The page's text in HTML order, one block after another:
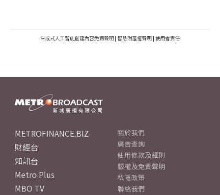
生成式人工智能創建內容免責聲明 | 智慧財產權聲明 | 使用者責任
METROFINANCE.BIZ
財經台
知訊台
Metro Plus
MBO TV
關於我們
廣告查詢
使用條款及細則
版權及免責聲明
私隱政策
聯絡我們